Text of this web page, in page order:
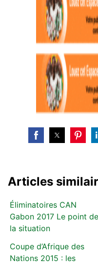
Articles
Éliminatoires CAN
Gabon 2017 Le point de
la situation
Coupe d’Afrique des
Nations 2015 : les